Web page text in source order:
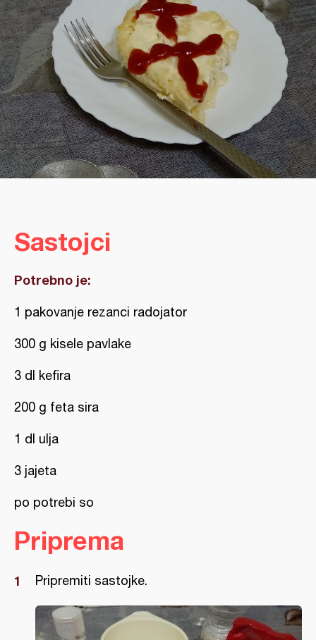
Sastojci
Potrebno je:
1 pakovanje rezanci radojator
300 g kisele pavlake
3 dl kefira
200 g feta sira
1 dl ulja
3 jajeta
po potrebi so
Priprema
Pripremiti sastojke.